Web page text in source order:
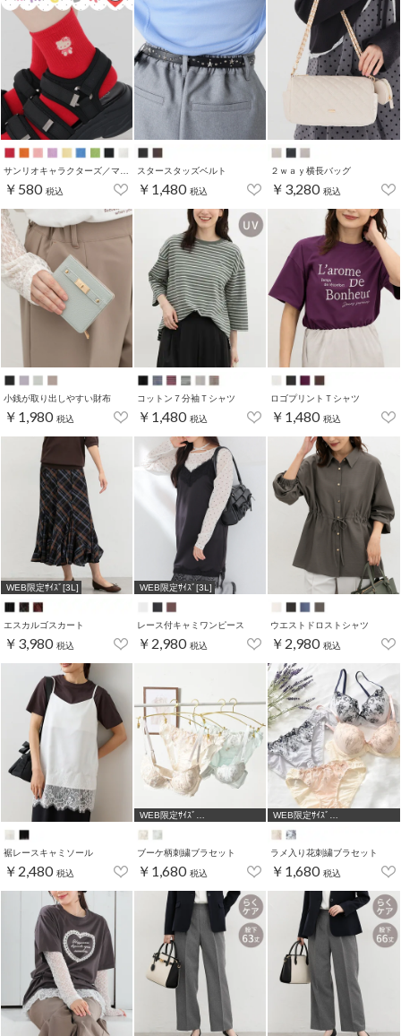
￥580 税込
スタースタッズベルト
￥1,480 税込
２ｗａｙ横長バッグ
￥3,280 税込
小銭が取り出しやすい財布
￥1,980 税込
コットン７分袖Ｔシャツ
￥1,480 税込
ロゴプリントＴシャツ
￥1,480 税込
WEB限定ｻｲｽﾞ[3L]
エスカルゴスカート
￥3,980 税込
WEB限定ｻｲｽﾞ[3L]
レース付キャミワンピース
￥2,980 税込
ウエストドロストシャツ
￥2,980 税込
裾レースキャミソール
￥2,480 税込
WEB限定ｻｲｽﾞ
ブーケ柄刺繍ブラセット
￥1,680 税込
WEB限定ｻｲｽﾞ
ラメ入り花刺繍ブラセット
￥1,680 税込